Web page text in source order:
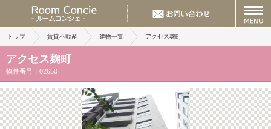
トップ 賃貸不動産 建物一覧 アクセス麹町
アクセス麹町
物件番号：02650